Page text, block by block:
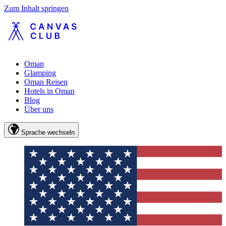
Zum Inhalt springen
Oman
Glamping
Oman Reisen
Hotels in Oman
Blog
Über uns
Sprache wechseln